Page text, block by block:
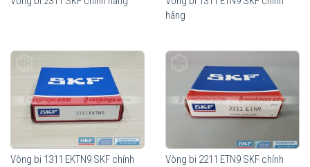
Vòng bi SKF 1211 EKTN9 chính hãng, phân phối bởi Vòng bi Ngọc
Anh - Đại lý uỷ quyền SKF.
hãng
Vòng bi 1311 EKTN9 SKF chính Vòng bi 2211 ETN9 SKF chính